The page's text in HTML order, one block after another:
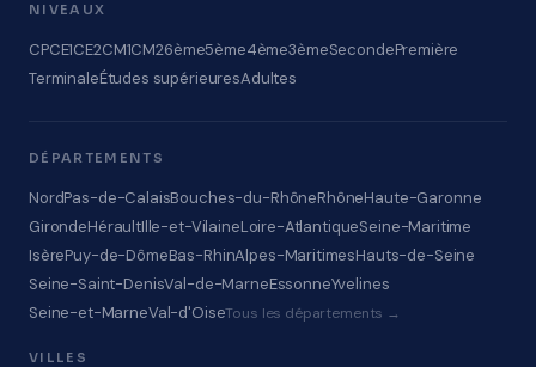
NIVEAUX
CPCE1CE2CM1CM26ème5ème4ème3èmeSecondePremière
TerminaleÉtudes supérieuresAdultes
DÉPARTEMENTS
NordPas-de-CalaisBouches-du-RhôneRhôneHaute-Garonne
GirondeHéraultIlle-et-VilaineLoire-AtlantiqueSeine-Maritime
IsèrePuy-de-DômeBas-RhinAlpes-MaritimesHauts-de-Seine
Seine-Saint-DenisVal-de-MarneEssonneYvelines
Seine-et-MarneVal-d'OiseTous les départements →
VILLES